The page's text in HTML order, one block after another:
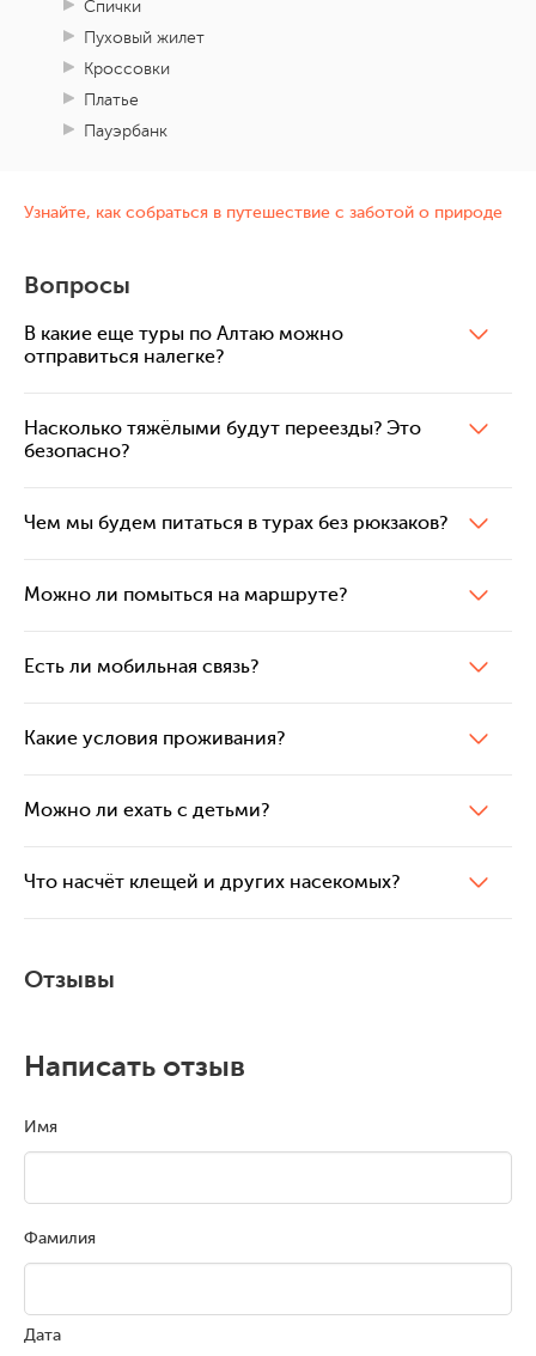
Спички
Пуховый жилет
Кроссовки
Платье
Пауэрбанк
Узнайте, как собраться в путешествие с заботой о природе
Вопросы
В какие еще туры по Алтаю можно
отправиться налегке?
Насколько тяжёлыми будут переезды? Это
безопасно?
Чем мы будем питаться в турах без рюкзаков?
Можно ли помыться на маршруте?
Есть ли мобильная связь?
Какие условия проживания?
Можно ли ехать с детьми?
Что насчёт клещей и других насекомых?
Отзывы
Написать отзыв
Имя
Фамилия
Дата